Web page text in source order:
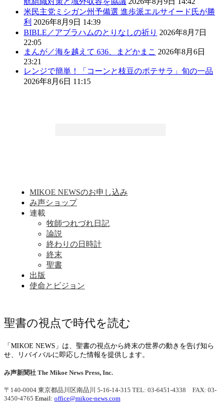
米民主党ミシガン州予備選 進歩派エルサイード氏が勝
利 2026年8月9日 14:39
BIBLE／アブラハムのとりなしの祈り 2026年8月7日
22:05
まんが／海を越えて 636、まどかまこ 2026年8月6日
23:21
レンジで簡単！「コーンと枝豆のポテサラ」旬の一品
2026年8月6日 11:15
MIKOE NEWSのお申し込み
み声ショップ
連載
牧師つれづれ日記
論説
終わりの日時計
終末
聖書
出版
使命とビジョン
聖書の視点で時代を読む
「MIKOE NEWS」は、聖書の視点から終末の世界の動きを告げ知ら
せ、リバイバルに即応した情報を提供します。
み声新聞社 The Mikoe News Press, Inc.
〒140-0004 東京都品川区南品川 5-16-14-315 TEL: 03-6451-4338 FAX: 03-
3450-4765 Email: office@mikoe-news.com